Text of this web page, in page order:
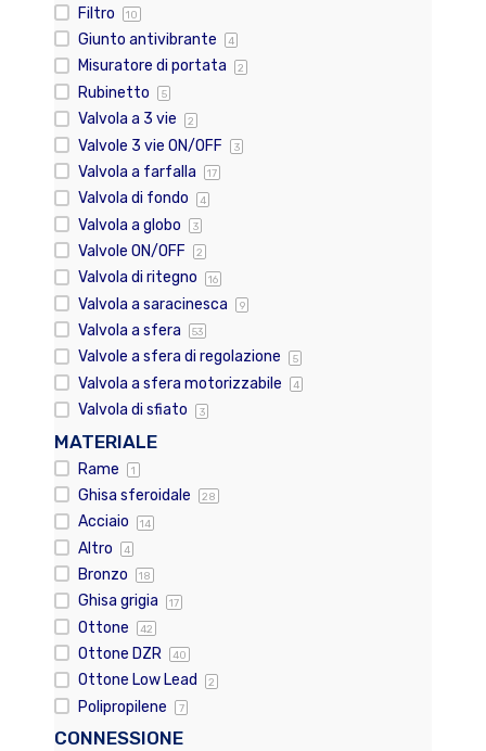
Filtro 10
Giunto antivibrante 4
Misuratore di portata 2
Rubinetto 5
Valvola a 3 vie 2
Valvole 3 vie ON/OFF 3
Valvola a farfalla 17
Valvola di fondo 4
Valvola a globo 3
Valvole ON/OFF 2
Valvola di ritegno 16
Valvola a saracinesca 9
Valvola a sfera 53
Valvole a sfera di regolazione 5
Valvola a sfera motorizzabile 4
Valvola di sfiato 3
MATERIALE
Rame 1
Ghisa sferoidale 28
Acciaio 14
Altro 4
Bronzo 18
Ghisa grigia 17
Ottone 42
Ottone DZR 40
Ottone Low Lead 2
Polipropilene 7
CONNESSIONE